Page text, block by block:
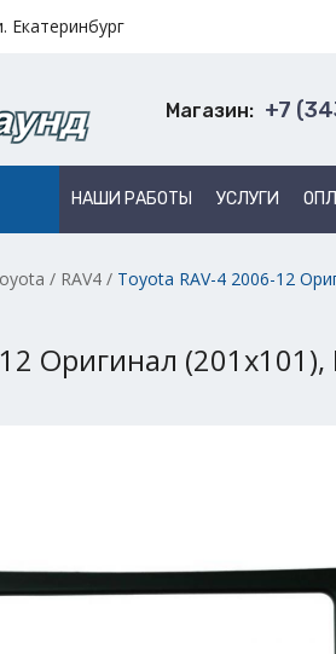
Екатеринбург
Магазин: +7
НАШИ РАБОТЫ УСЛУГИ
/ RAV4 / Toyota RAV-4 2006-12
Оригинал (201х101),